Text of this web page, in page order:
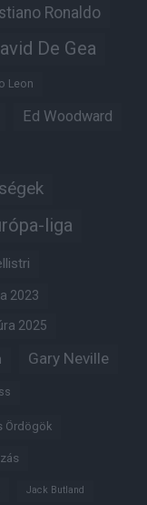
Ronaldo
De Gea
Leon
Ed Woodward
liga
2023
2025
Gary Neville
Ördögök
Jack Butland